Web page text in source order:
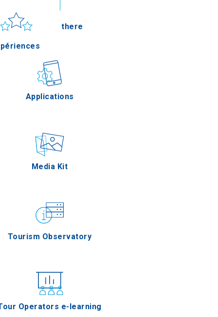
How to get there
Applications
Media Kit
Tourism Observatory
Operators e-learning